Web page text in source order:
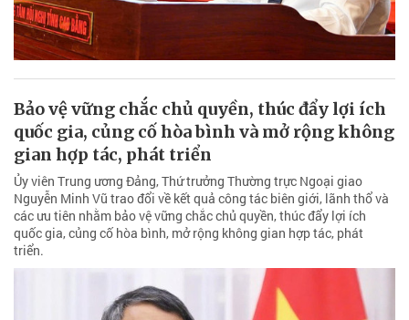
Bảo vệ vững chắc chủ quyền, thúc đẩy lợi ích
quốc gia, củng cố hòa bình và mở rộng không
gian hợp tác, phát triển
Ủy viên Trung ương Đảng, Thứ trưởng Thường trực Ngoại giao
Nguyễn Minh Vũ trao đổi về kết quả công tác biên giới, lãnh thổ và
các ưu tiên nhằm bảo vệ vững chắc chủ quyền, thúc đẩy lợi ích
quốc gia, củng cố hòa bình, mở rộng không gian hợp tác, phát
triển.